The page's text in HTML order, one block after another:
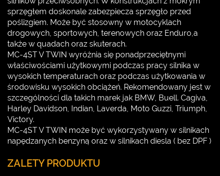
sprzęgłem doskonale zabezpiecza sprzęgło przed
poślizgiem. Może być stosowny w motocyklach
drogowych, sportowych, terenowych oraz Enduro,a
także w quadach oraz skuterach.
MC-4ST V TWIN wyróżnia się ponadprzeciętnymi
właściwościami użytkowymi podczas pracy silnika w
wysokich temperaturach oraz podczas użytkowania w
środowisku wysokich obciążeń. Rekomendowany jest w
szczególności dla takich marek jak BMW, Buell. Cagiva,
Harley Davidson, Indian, Laverda, Moto Guzzi, Triumph,
Victory.
MC-4ST V TWIN może być wykorzystywany w silnikach
napędzanych benzyną oraz w silnikach diesla ( bez DPF )
ZALETY PRODUKTU